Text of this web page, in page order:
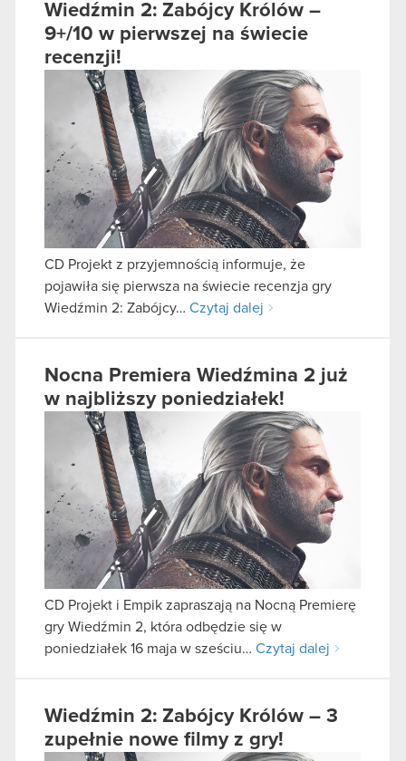
Wiedźmin 2: Zabójcy Królów –
9+/10 w pierwszej na świecie
recenzji!
CD Projekt z przyjemnością informuje, że
pojawiła się pierwsza na świecie recenzja gry
Wiedźmin 2: Zabójcy… Czytaj dalej
Nocna Premiera Wiedźmina 2 już
w najbliższy poniedziałek!
CD Projekt i Empik zapraszają na Nocną Premierę
gry Wiedźmin 2, która odbędzie się w
poniedziałek 16 maja w sześciu… Czytaj dalej
Wiedźmin 2: Zabójcy Królów – 3
zupełnie nowe filmy z gry!